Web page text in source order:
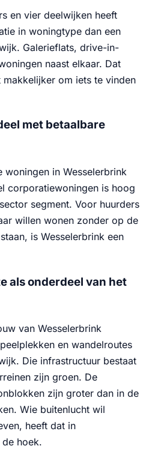
en vier deelwijken heeft
in woningtype dan een
Galerieflats, drive-in-
naast elkaar. Dat
om iets te vinden
met betaalbare
woningen in Wesselerbrink
corporatiewoningen is hoog
segment. Voor huurders
willen wonen zonder op de
is Wesselerbrink een
als onderdeel van het
van Wesselerbrink
en wandelroutes
Die infrastructuur bestaat
zijn groen. De
zijn groter dan in de
Wie buitenlucht wil
heeft dat in
hoek.